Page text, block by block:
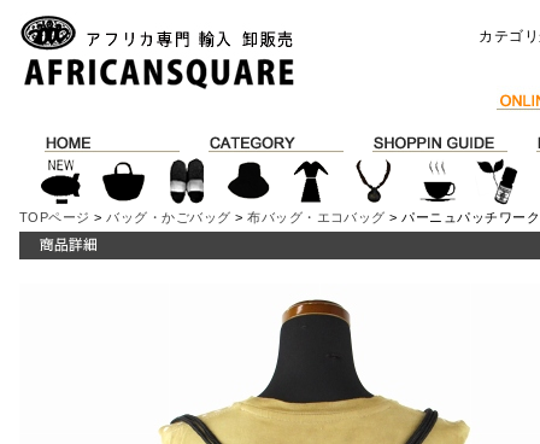
カテゴ
TOPページ > バッグ・かごバッグ >布バッグ・エコバッグ > パーニュパッチワー